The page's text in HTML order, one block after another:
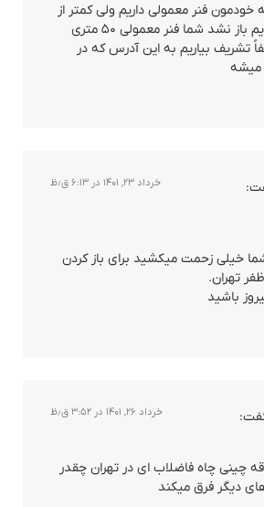
فنر معمولی داریم ولی کمتر از
۵۰ متر هرکاری کردیم باز نشد شما فنر معمولی ۵۰ متری
تشریف بیاریم به این آدرس که در
خرداد ۲۳, ۱۴۰۱ در ۶:۱۳ ق٫ظ
خیلی زحمت میکشید برای باز کردن
تهران.
باشید
خرداد ۲۶, ۱۴۰۱ در ۳:۵۲ ق٫ظ
چینی چاه فاضلاب ای در تهران چقدر
دیگر فرق میکند